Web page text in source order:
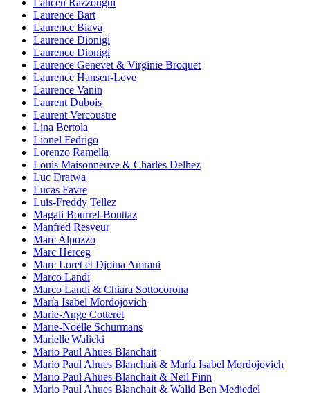
Lahcen Razzougui
Laurence Bart
Laurence Biava
Laurence Dionigi
Laurence Dionigi
Laurence Genevet & Virginie Broquet
Laurence Hansen-Love
Laurence Vanin
Laurent Dubois
Laurent Vercoustre
Lina Bertola
Lionel Fedrigo
Lorenzo Ramella
Louis Maisonneuve & Charles Delhez
Luc Dratwa
Lucas Favre
Luis-Freddy Tellez
Magali Bourrel-Bouttaz
Manfred Resveur
Marc Alpozzo
Marc Herceg
Marc Loret et Djoina Amrani
Marco Landi
Marco Landi & Chiara Sottocorona
María Isabel Mordojovich
Marie-Ange Cotteret
Marie-Noëlle Schurmans
Marielle Walicki
Mario Paul Ahues Blanchait
Mario Paul Ahues Blanchait & María Isabel Mordojovich
Mario Paul Ahues Blanchait & Neil Finn
Mario Paul Ahues Blanchait & Walid Ben Medjedel